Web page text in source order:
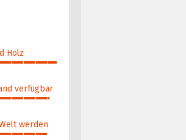
Holz
verfügbar
werden